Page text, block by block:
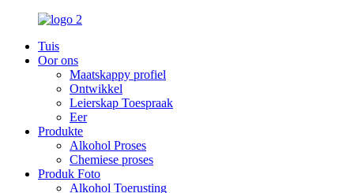
Tuis
Oor ons
Maatskappy profiel
Ontwikkel
Leierskap Toespraak
Eer
Produkte
Alkohol Proses
Chemiese proses
Produk Foto
Alkohol Toerusting